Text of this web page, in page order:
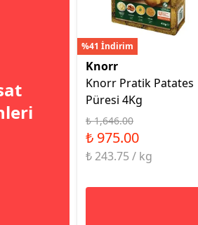
%41 İndirim
Knorr
Knorr Pratik Patates
Püresi 4Kg
₺ 1,646.00
₺ 975.00
₺ 243.75 / kg